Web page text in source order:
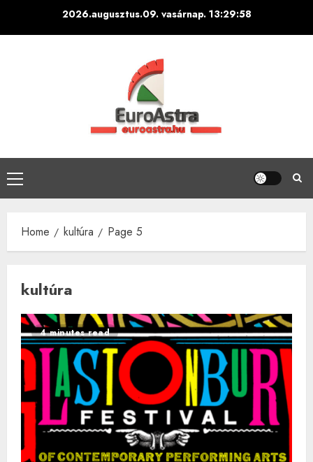
2026.augusztus.09. vasárnap. 13:30:00
Primary
Menu
Home kultúra Page 5
kultúra
4 minutes read